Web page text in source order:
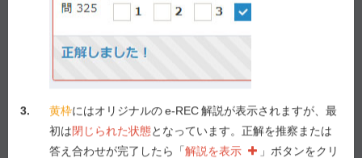
3. 黄枠にはオリジナルのe-REC解説が表示されますが、最
初は閉じられた状態となっています。正解を推察または
答え合わせが完了したら「解説を表示
」ボタンをクリ
問317（法規・制度・倫理）
この漬物製造工場は、近くの薬局から劇物である塩酸
物製造工場におけるこれらの劇物の取扱いに関する記
述として、適切なのはどれか。 ２つ 選べ。